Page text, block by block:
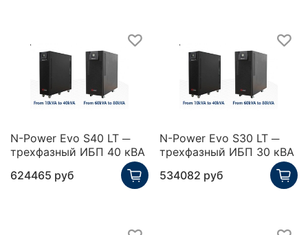
N-Power Evo S40 LT ─
трехфазный ИБП 40 кВА
624465 руб
N-Power Evo S30 LT ─
трехфазный ИБП 30 кВА
534082 руб